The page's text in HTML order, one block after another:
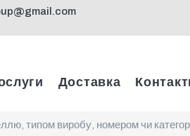
Доставка